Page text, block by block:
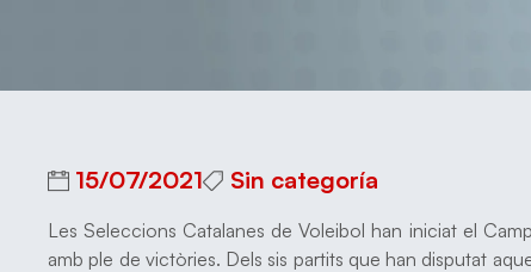
15/07/2021 Sin categoría
Les Seleccions Catalanes de Voleibol han iniciat el
amb ple de victòries. Dels sis partits que han disputat